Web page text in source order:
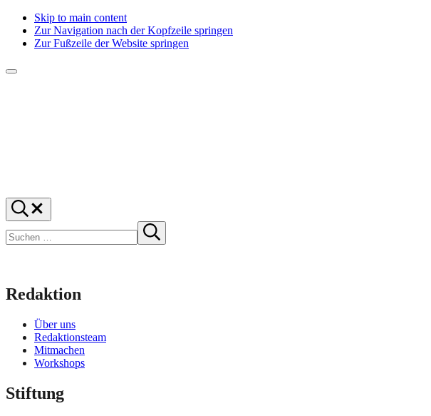
Skip to main content
Zur Navigation nach der Kopfzeile springen
Zur Fußzeile der Website springen
Menü
f1rstlife
Und
was
denkst
du?
Suchen
…
Suche
starten
Redaktion
Über uns
Redaktionsteam
Mitmachen
Workshops
Stiftung